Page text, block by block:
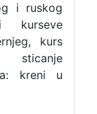
i ruskog
kurseve
kurs
sticanje
kreni u